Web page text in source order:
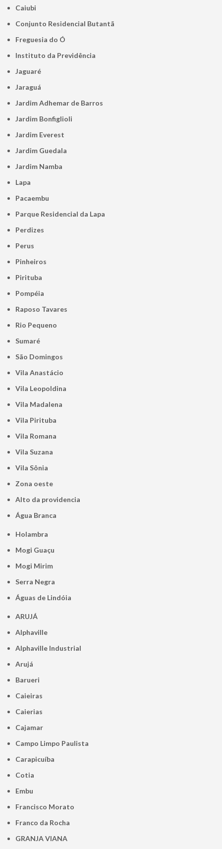
Caiubi
Conjunto Residencial Butantã
Freguesia do Ó
Instituto da Previdência
Jaguaré
Jaraguá
Jardim Adhemar de Barros
Jardim Bonfiglioli
Jardim Everest
Jardim Guedala
Jardim Namba
Lapa
Pacaembu
Parque Residencial da Lapa
Perdizes
Perus
Pinheiros
Pirituba
Pompéia
Raposo Tavares
Rio Pequeno
Sumaré
São Domingos
Vila Anastácio
Vila Leopoldina
Vila Madalena
Vila Pirituba
Vila Romana
Vila Suzana
Vila Sônia
Zona oeste
alto da providencia
Água Branca
Holambra
Mogi Guaçu
Mogi Mirim
Serra Negra
Águas de Lindóia
ARUJÁ
Alphaville
Alphaville Industrial
Arujá
Barueri
Caieiras
Caierias
Cajamar
Campo Limpo Paulista
Carapicuíba
Cotia
Embu
Francisco Morato
Franco da Rocha
GRANJA VIANA